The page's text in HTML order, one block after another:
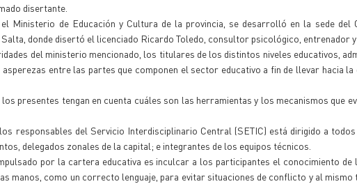
disertante.
Ministerio de Educación y Cultura de la provincia, se desarrolló en la sede del
donde disertó el licenciado Ricardo Toledo, consultor psicológico, entrenador y
del ministerio mencionado, los titulares de los distintos niveles educativos,
entre las partes que componen el sector educativo a fin de llevar hacia
presentes tengan en cuenta cuáles son las herramientas y los mecanismos que
responsables del Servicio Interdisciplinario Central (SETIC) está dirigido a
delegados zonales de la capital; e integrantes de los equipos técnicos.
por la cartera educativa es inculcar a los participantes el conocimiento de
manos, como un correcto lenguaje, para evitar situaciones de conflicto y al